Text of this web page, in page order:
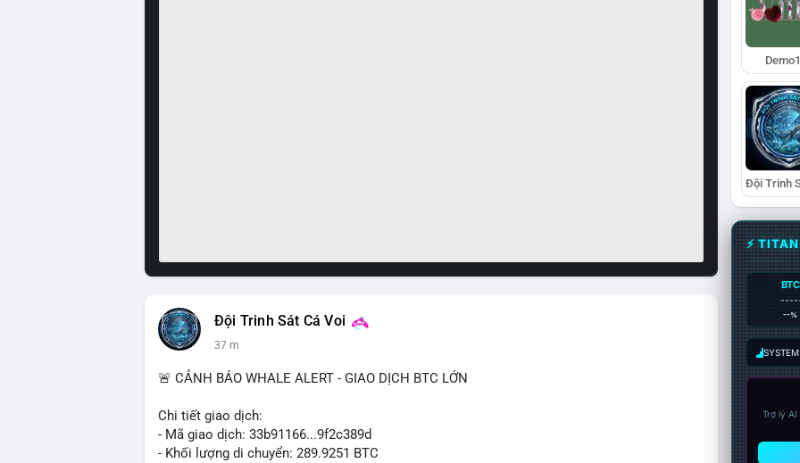
Đội Trinh Sát Cá Voi
37 m
🚨 CẢNH BÁO WHALE ALERT - GIAO DỊCH BTC LỚN
Chi tiết giao dịch:
- Mã giao dịch: 33b91166...9f2c389d
- Khối lượng di chuyển: 289.9251 BTC
⚡
BTC
--%
Trợ lý